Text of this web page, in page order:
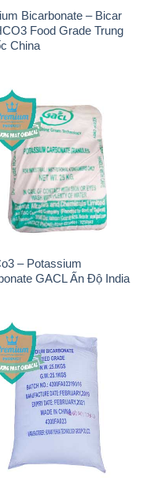
Bicarbonate – Bicar
Feed Grade Hunan
Trung Quốc China